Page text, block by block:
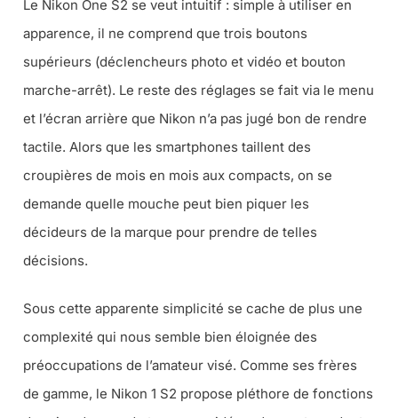
Le Nikon One S2 se veut intuitif : simple à utiliser en
apparence, il ne comprend que trois boutons
supérieurs (déclencheurs photo et vidéo et bouton
marche-arrêt). Le reste des réglages se fait via le menu
et l’écran arrière que Nikon n’a pas jugé bon de rendre
tactile. Alors que les smartphones taillent des
croupières de mois en mois aux compacts, on se
demande quelle mouche peut bien piquer les
décideurs de la marque pour prendre de telles
décisions.
Sous cette apparente simplicité se cache de plus une
complexité qui nous semble bien éloignée des
préoccupations de l’amateur visé. Comme ses frères
de gamme, le Nikon 1 S2 propose pléthore de fonctions